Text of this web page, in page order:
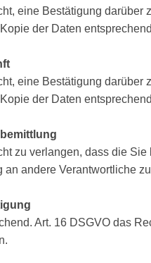
eine Bestätigung darüber
der Daten
eine Bestätigung darüber
der Daten
zu verlangen, dass die
an andere Verantwortliche
Art. 16 DSGVO das